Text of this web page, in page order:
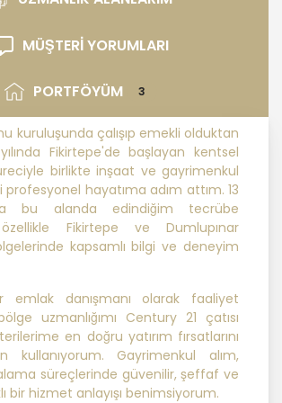
ve ulusal mevzuata
kişisel verilerin
aşağıda sıralanan
hareket etmektedir.
ve Dürüstlük Kuralına Uygun
İşleme Faaliyetlerinde
FRANCHİSİNG
SATIŞ VE PAZARLAMA
kapsamında hukuka ve
uygun hareket
Bu kapsamda,
gereklilikleri dikkate
kişisel verileri işleme
kullanmayacaktır.
MÜŞTERİ YORUMLARI
PORTFÖYÜM 3
kuruluşunda çalışıp emekli olduktan
Fikirtepe'de başlayan kentsel
birlikte inşaat ve gayrimenkul
profesyonel hayatıma adım attım. 13
bu alanda edindiğim tecrübe
Fikirtepe ve Dumlupınar
kapsamlı bilgi ve deneyim
emlak danışmanı olarak faaliyet
uzmanlığımı Century 21 çatısı
en doğru yatırım fırsatlarını
kullanıyorum. Gayrimenkul alım,
süreçlerinde güvenilir, şeffaf ve
bir hizmet anlayışı benimsiyorum.